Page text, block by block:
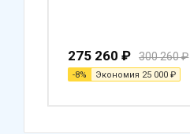
275 260 ₽ 300 260₽
-8% Экономия 25 000 ₽